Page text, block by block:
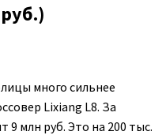
много сильнее
Lixiang L8. За
9 млн руб. Это на 200 тыс.